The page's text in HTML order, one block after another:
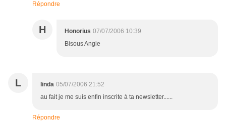
Répondre
H Honorius 07/07/2006 10:39
Bisous Angie
L linda 05/07/2006 21:52
au fait je me suis enfin inscrite à ta newsletter......
Répondre